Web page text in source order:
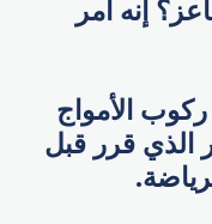
إنه أمر
الأمواج
الذي قرر قبل